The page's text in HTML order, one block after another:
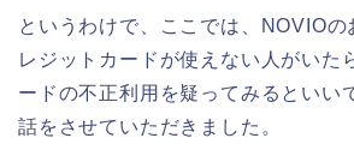
というわけで、ここでは、NOVIOの
レジットカードが使えない人がいた
ードの不正利用を疑ってみるといい
話をさせていただきました。